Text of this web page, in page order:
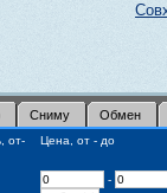
Сниму Обмен
от-
Цена, от - до
-